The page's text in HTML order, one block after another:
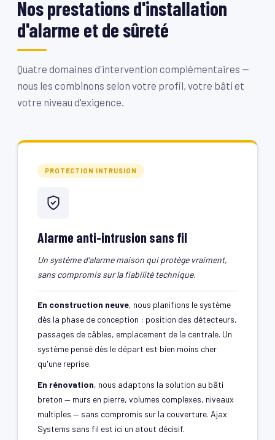
Nos prestations d'installation
d'alarme et de sûreté
Quatre domaines d'intervention complémentaires —
nous les combinons selon votre profil, votre bâti et
votre niveau d'exigence.
PROTECTION INTRUSION
Alarme anti-intrusion sans fil
Un système d'alarme maison qui protège vraiment,
sans compromis sur la fiabilité technique.
En construction neuve, nous planifions le système
dès la phase de conception : position des détecteurs,
passages de câbles, emplacement de la centrale. Un
système pensé dès le départ est bien moins cher
qu'une reprise.
En rénovation, nous adaptons la solution au bâti
breton — murs en pierre, volumes complexes, niveaux
multiples — sans compromis sur la couverture. Ajax
Systems sans fil est ici un atout décisif.